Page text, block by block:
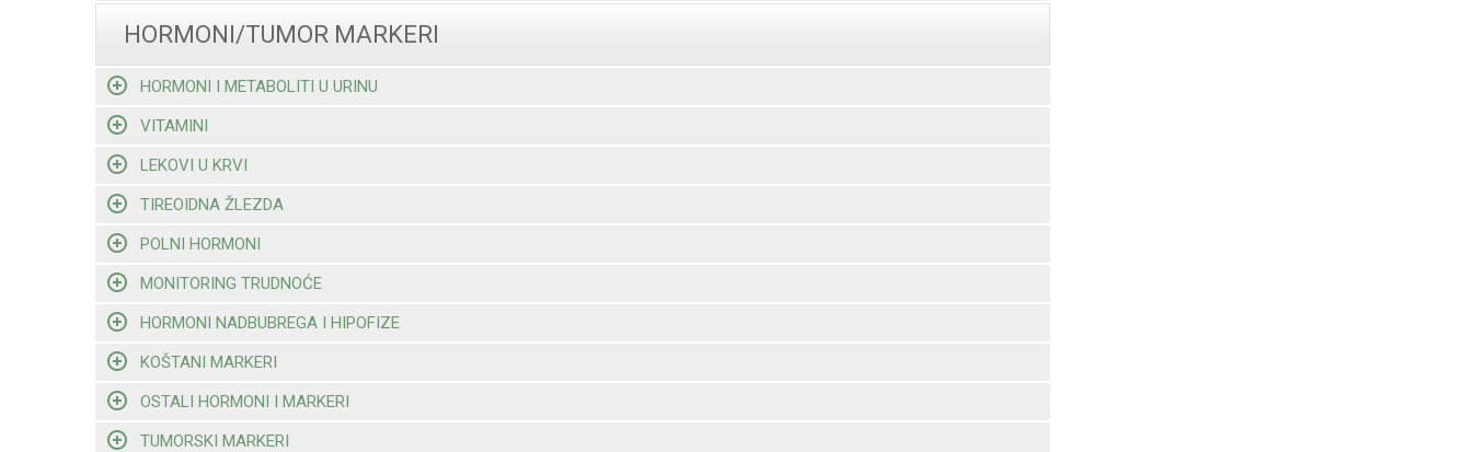
HORMONI/TUMOR MARKERI
HORMONI I METABOLITI U URINU
VITAMINI
LEKOVI U KRVI
TIREOIDNA ŽLEZDA
POLNI HORMONI
MONITORING TRUDNOĆE
HORMONI NADBUBREGA I HIPOFIZE
KOŠTANI MARKERI
OSTALI HORMONI I MARKERI
TUMORSKI MARKERI